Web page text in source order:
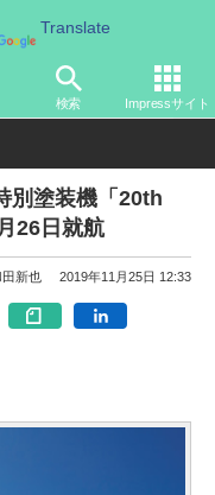
Translate
検索 Impressサイト
エアライン JAL
別塗装機「20th
26日就航
新也 2019年11月25日 12:33